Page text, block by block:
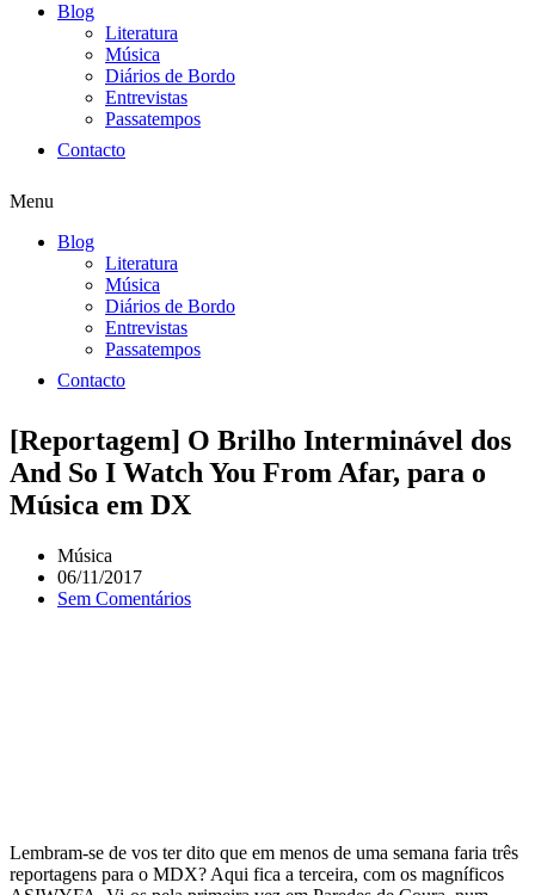
Blog
Literatura
Música
Diários de Bordo
Entrevistas
Passatempos
Contacto
Menu
Blog
Literatura
Música
Diários de Bordo
Entrevistas
Passatempos
Contacto
[Reportagem] O Brilho Interminável dos
And So I Watch You From Afar, para o
Música em DX
Música
06/11/2017
Sem Comentários
Lembram-se de vos ter dito que em menos de uma semana faria três
reportagens para o MDX? Aqui fica a terceira, com os magníficos